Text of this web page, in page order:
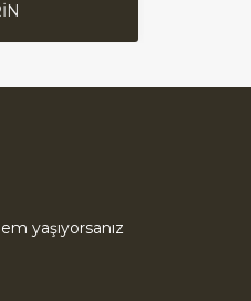
yaşıyorsanız